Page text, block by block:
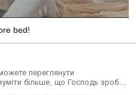
bed!
переглянути
більше, що Господь зробив